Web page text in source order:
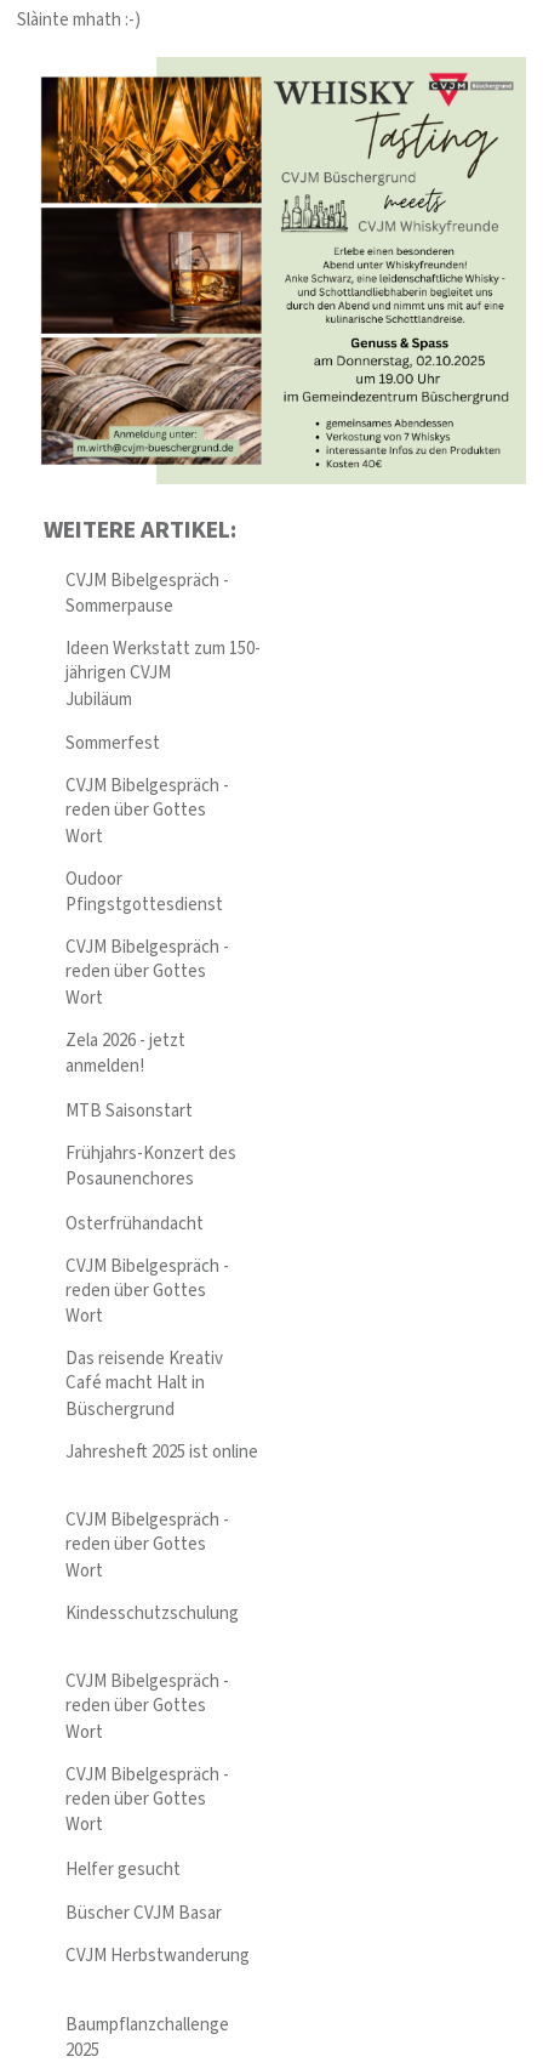
Slàinte mhath :-)
WEITERE ARTIKEL:
CVJM Bibelgespräch -
Sommerpause
Ideen Werkstatt zum 150-
jährigen CVJM
Jubiläum
Sommerfest
CVJM Bibelgespräch -
reden über Gottes
Wort
Oudoor
Pfingstgottesdienst
CVJM Bibelgespräch -
reden über Gottes
Wort
Zela 2026 - jetzt
anmelden!
MTB Saisonstart
Frühjahrs-Konzert des
Posaunenchores
Osterfrühandacht
CVJM Bibelgespräch -
reden über Gottes
Wort
Das reisende Kreativ
Café macht Halt in
Büschergrund
Jahresheft 2025 ist online
CVJM Bibelgespräch -
reden über Gottes
Wort
Kindesschutzschulung
CVJM Bibelgespräch -
reden über Gottes
Wort
CVJM Bibelgespräch -
reden über Gottes
Wort
Helfer gesucht
Büscher CVJM Basar
CVJM Herbstwanderung
Baumpflanzchallenge
2025